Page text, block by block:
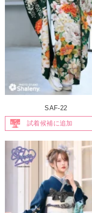
SAF-22
試着候補に追加